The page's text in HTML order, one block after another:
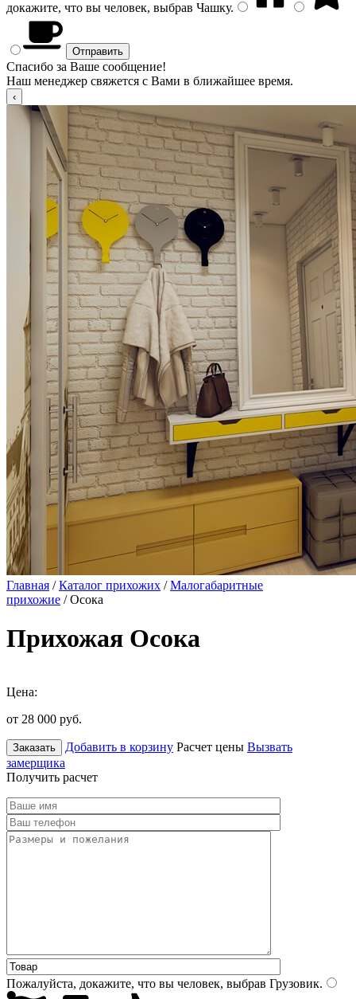
докажите, что вы человек, выбрав Чашку.
Спасибо за Ваше сообщение!
Наш менеджер свяжется с Вами в ближайшее время.
Главная /Каталог прихожих /Малогабаритные
прихожие / Осока
Прихожая Осока
Цена:
от 28 000 руб.
Заказать Добавить в корзину Расчет цены Вызвать
замерщика
Получить расчет
Пожалуйста, докажите, что вы человек, выбрав Грузовик.